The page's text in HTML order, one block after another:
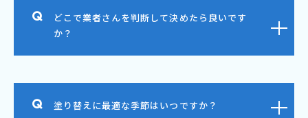
どこで業者さんを判断して決めたら良いです
か？
塗り替えに最適な季節はいつですか？